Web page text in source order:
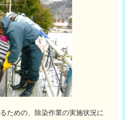
ための、除染作業の実施状況に